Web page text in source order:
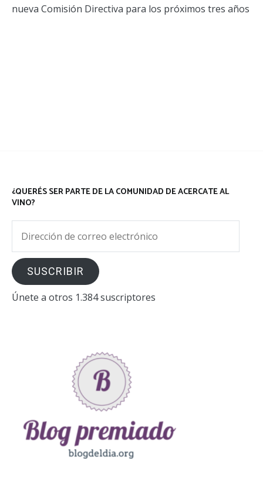
nueva Comisión Directiva para los próximos tres años
¿QUERÉS SER PARTE DE LA COMUNIDAD DE ACERCATE AL
VINO?
correo
electrónico
SUSCRIBIR
Únete a otros 1.384 suscriptores